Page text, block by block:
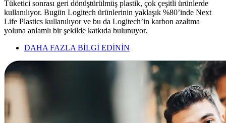
Tüketici sonrası geri dönüştürülmüş plastik, çok çeşitli ürünlerde
kullanılıyor. Bugün Logitech ürünlerinin yaklaşık %80’inde Next
Life Plastics kullanılıyor ve bu da Logitech’in karbon azaltma
yoluna anlamlı bir şekilde katkıda bulunuyor.
DAHA FAZLA BİLGİ EDİNİN